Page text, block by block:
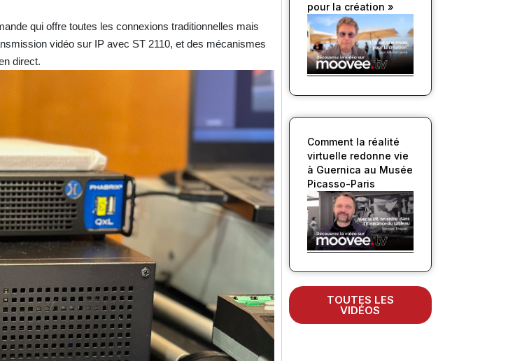
qui offre toutes les connexions traditionnelles mais
vidéo sur IP avec ST 2110, et des mécanismes
direct.
pour la création »
Comment la réalité
virtuelle redonne vie
à Guernica au Musée
Picasso-Paris
TOUTES LES
VIDÉOS